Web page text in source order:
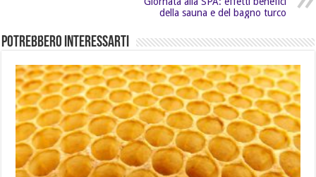
della sauna e del bagno turco
Potrebbero Interessarti